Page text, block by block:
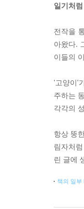
일기처
전작을
아왔다.
이들의
'고양이'
주하는
각각의
항상 뚱
림자처
린 글에
책의 일부